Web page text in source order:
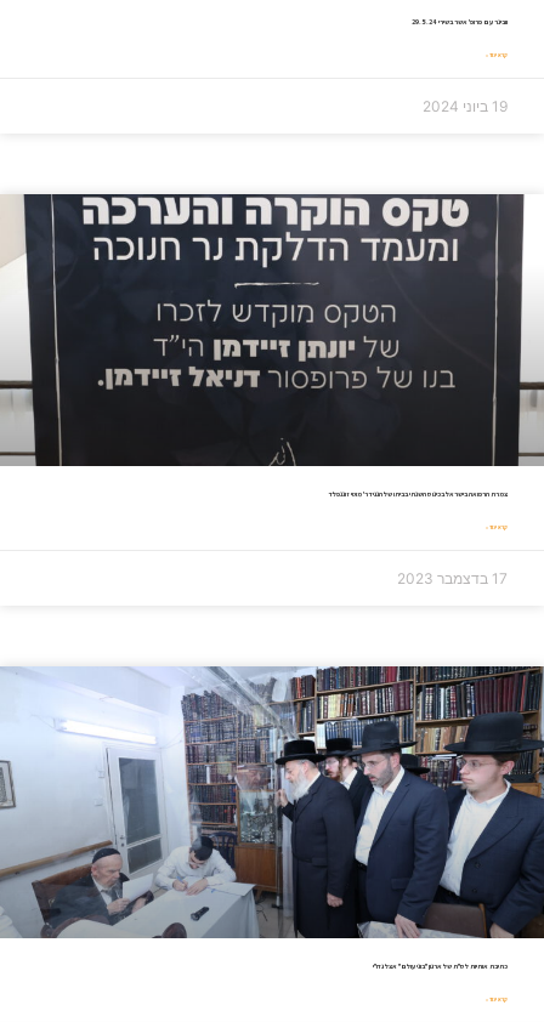
וובינר עם פרופ' אשר בשירי 29.5.24
קרא עוד »
19 ביוני 2024
צמרת הרפואה בישראל בכינוס השנתי בביתו של הנגיד ר' מוטי זוננפלד
קרא עוד »
17 בדצמבר 2023
כתיבת אותיות לס"ת של ארגון "בוני עולם" אצל גדו"י
קרא עוד »